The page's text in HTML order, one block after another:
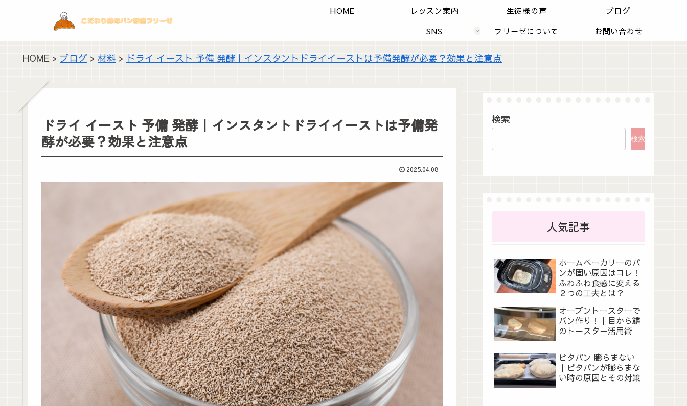
HOME レッスン案内 生徒様の声
ブログ
SNS
フリーゼについて お問い合わせ
HOME > ブログ > 材料 > ドライ イースト 予備 発酵｜インスタントドライイーストは予備発酵が必要？効果と注意点
ドライ イースト 予備 発酵｜インスタントドライイーストは予備発
酵が必要？効果と注意点
2025.04.08
検索
検索
人気記事
ホームベーカリーのパ
ンが固い原因はコレ！
ふわふわ食感に変える
２つの工夫とは？
オーブントースターで
パン作り！｜目から鱗
のトースター活用術
ピタパン 膨らまない
｜ピタパンが膨らまな
い時の原因とその対策